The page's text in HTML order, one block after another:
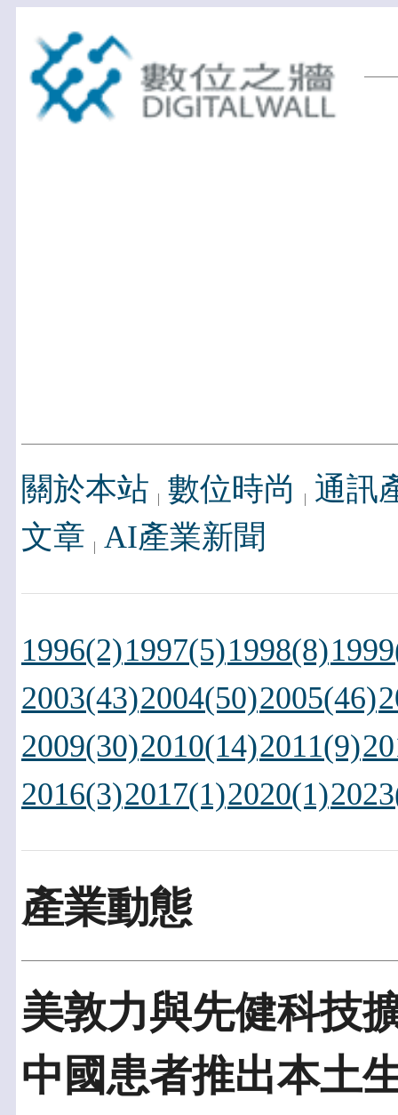
關於本站 數位時尚
通訊
文章 AI產業新聞
1996(2)1997(5)1998(8)
2003(43)2004(50)2005(46)
2009(30)2010(14)2011(9)
2016(3)2017(1)2020(1)
產業動態
美敦力與先健科技
中國患者推出本土